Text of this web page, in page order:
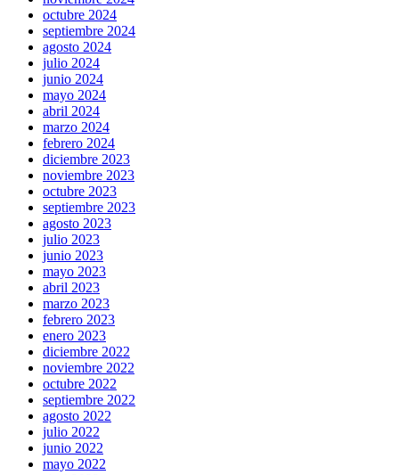
octubre 2024
septiembre 2024
agosto 2024
julio 2024
junio 2024
mayo 2024
abril 2024
marzo 2024
febrero 2024
diciembre 2023
noviembre 2023
octubre 2023
septiembre 2023
agosto 2023
julio 2023
junio 2023
mayo 2023
abril 2023
marzo 2023
febrero 2023
enero 2023
diciembre 2022
noviembre 2022
octubre 2022
septiembre 2022
agosto 2022
julio 2022
junio 2022
mayo 2022